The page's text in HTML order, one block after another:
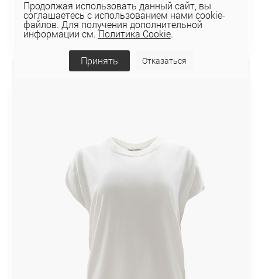
Джемпер 1SP14
66,75 руб95,36 руб
Продолжая использовать данный сайт, вы
соглашаетесь с использованием нами cookie-
файлов. Для получения дополнительной
информации см.Политика Cookie.
Принять Отказаться